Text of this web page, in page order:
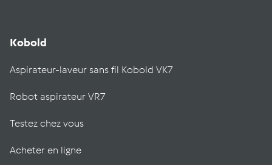
Kobold
Aspirateur-laveur sans fil Kobold VK7
Robot aspirateur VR7
Testez chez vous
Acheter en ligne